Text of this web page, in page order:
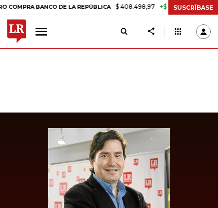
BANCO DE LA REPÚBLICA $ 408.498,97 +$ 8.753,81 +2,19%
SUSCRÍBASE